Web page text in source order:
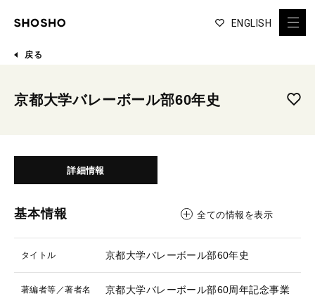
ENGLISH
戻る
京都大学バレーボール部60年史
詳細情報
基本情報 全ての情報を表示
タイトル 京都大学バレーボール部60年史
著編者等／著者名
京都大学バレーボール部60周年記念事業